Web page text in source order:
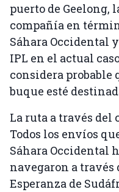
puerto de Geelong,
compañía en
Sáhara Occidental
IPL en el actual
considera probable
buque esté
La ruta a través del
Todos los envíos
Sáhara Occidental
navegaron a través
Esperanza de